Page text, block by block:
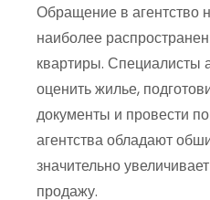
Обращение в агентство
наиболее
квартиры. Специалисты
оценить жилье,
документы и провести
агентства обладают
значительно
продажу.